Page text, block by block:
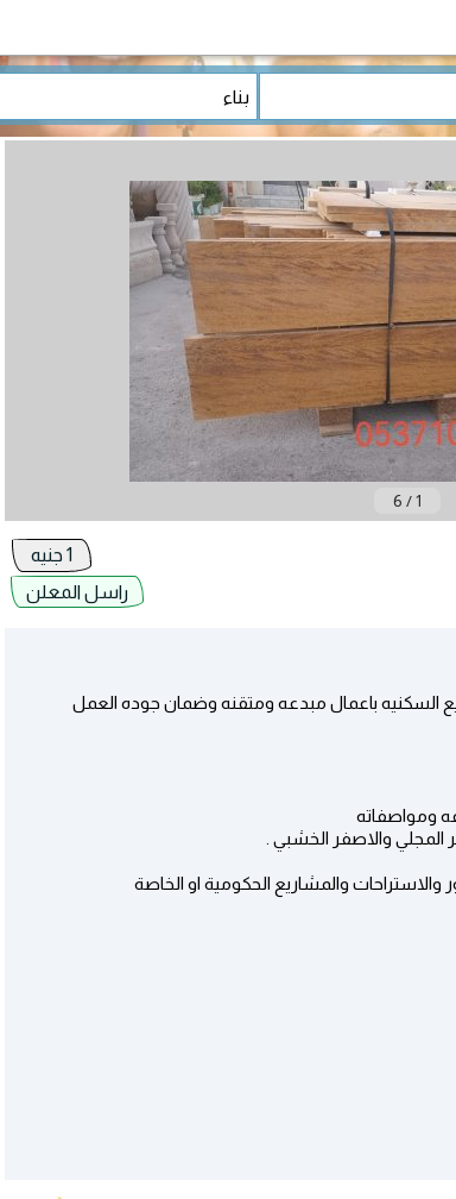
1
/
6
راسل المعلن
السكنيه باعمال مبدعه ومتقنه وضمان جوده العمل
ومواصفاته
المجلي والاصفر الخشبي .
والمشاريع الحكومية او الخاصة